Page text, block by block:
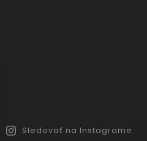
Sledovať na Instagrame